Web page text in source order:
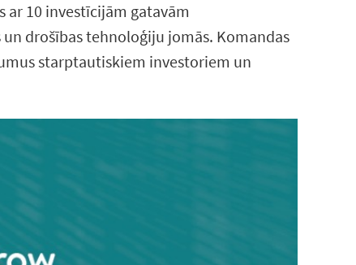
ar 10 investīcijām gatavām
drošības tehnoloģiju jomās. Komandas
starptautiskiem investoriem un